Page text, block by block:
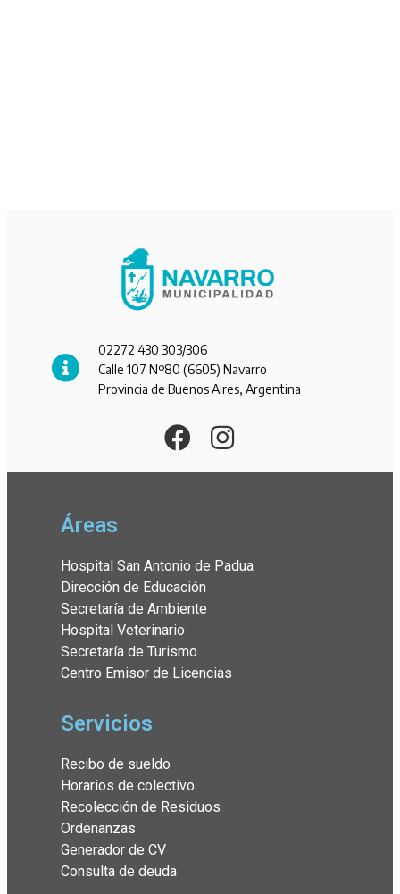
02272 430 303/306
Calle 107 Nº80 (6605) Navarro
Provincia de Buenos Aires, Argentina
Áreas
Hospital San Antonio de Padua
Dirección de Educación
Secretaría de Ambiente
Hospital Veterinario
Secretaría de Turismo
Centro Emisor de Licencias
Servicios
Recibo de sueldo
Horarios de colectivo
Recolección de Residuos
Ordenanzas
Generador de CV
Consulta de deuda